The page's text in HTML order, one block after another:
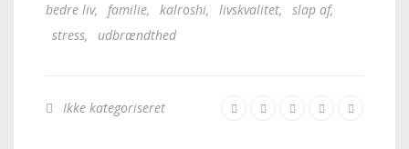
bedre liv, familie, kalroshi, livskvalitet, slap af,
stress, udbrændthed
Ikke kategoriseret